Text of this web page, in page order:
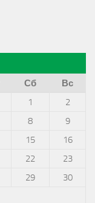
Сб
Вс
1
2
8
9
15
16
22
23
29
30